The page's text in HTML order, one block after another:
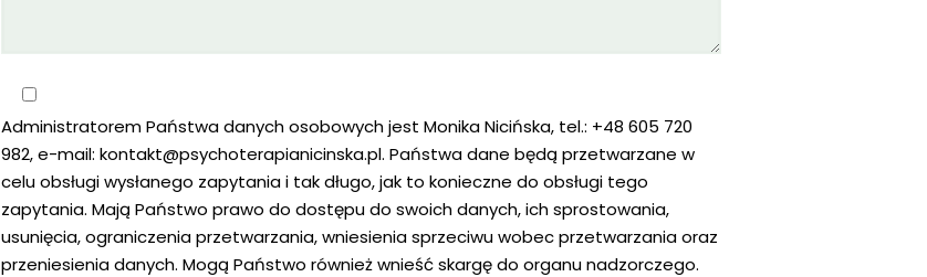
Administratorem Państwa danych osobowych jest Monika Nicińska, tel.: +48 605 720
982, e-mail:kontakt@psychoterapianicinska.pl. Państwa dane będą przetwarzane w
celu obsługi wysłanego zapytania i tak długo, jak to konieczne do obsługi tego
zapytania. Mają Państwo prawo do dostępu do swoich danych, ich sprostowania,
usunięcia, ograniczenia przetwarzania, wniesienia sprzeciwu wobec przetwarzania oraz
przeniesienia danych. Mogą Państwo również wnieść skargę do organu nadzorczego.